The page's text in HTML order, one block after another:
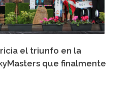
el triunfo en la
que finalmente